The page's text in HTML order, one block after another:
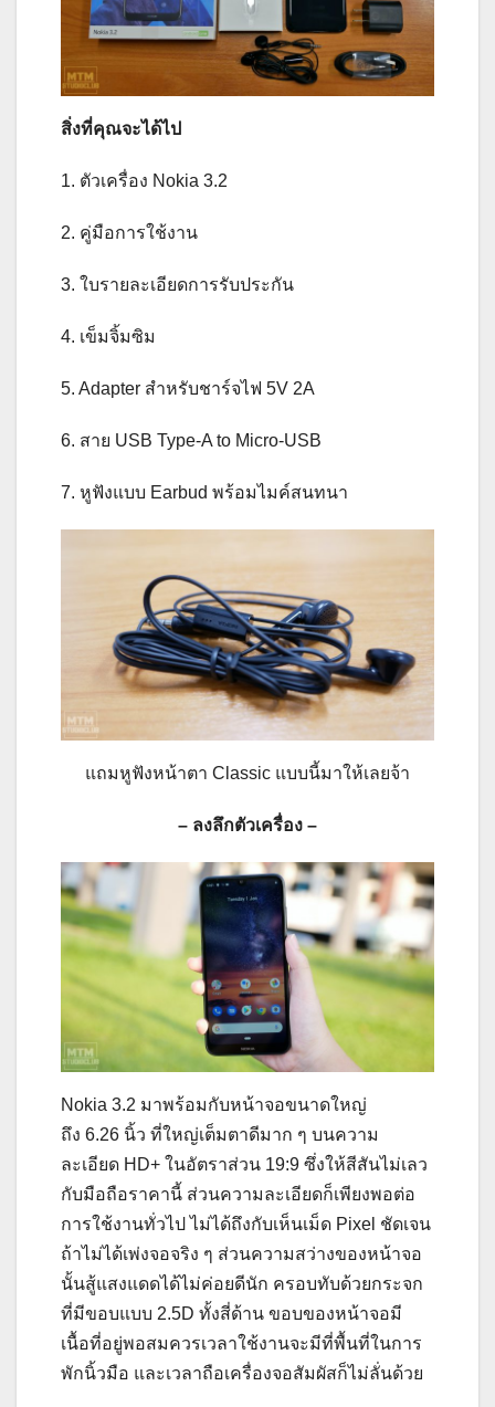
สิ่งที่คุณจะได้ไป
1. ตัวเครื่อง Nokia 3.2
2. คู่มือการใช้งาน
3. ใบรายละเอียดการรับประกัน
4. เข็มจิ้มซิม
5. Adapter สำหรับชาร์จไฟ 5V 2A
6. สาย USB Type-A to Micro-USB
7. หูฟังแบบ Earbud พร้อมไมค์สนทนา
แถมหูฟังหน้าตา Classic แบบนี้มาให้เลยจ้า
– ลงลึกตัวเครื่อง –
Nokia 3.2 มาพร้อมกับหน้าจอขนาดใหญ่
ถึง 6.26 นิ้ว ที่ใหญ่เต็มตาดีมาก ๆ บนความ
ละเอียด HD+ ในอัตราส่วน 19:9 ซึ่งให้สีสันไม่เลว
กับมือถือราคานี้ ส่วนความละเอียดก็เพียงพอต่อ
การใช้งานทั่วไป ไม่ได้ถึงกับเห็นเม็ด Pixel ชัดเจน
ถ้าไม่ได้เพ่งจอจริง ๆ ส่วนความสว่างของหน้าจอ
นั้นสู้แสงแดดได้ไม่ค่อยดีนัก ครอบทับด้วยกระจก
ที่มีขอบแบบ 2.5D ทั้งสี่ด้าน ขอบของหน้าจอมี
เนื้อที่อยู่พอสมควรเวลาใช้งานจะมีที่พื้นที่ในการ
พักนิ้วมือ และเวลาถือเครื่องจอสัมผัสก็ไม่ลั่นด้วย